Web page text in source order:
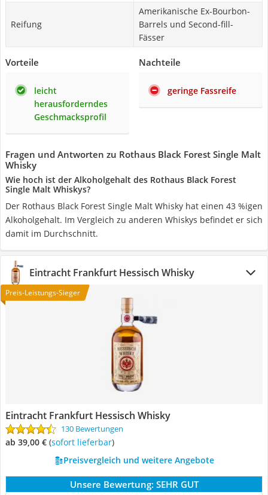
Reifung
Amerikanische Ex-Bourbon-
Barrels und Second-fill-
Fässer
Vorteile
leicht
herausforderndes
Geschmacksprofil
Nachteile
geringe Fassreife
Fragen und Antworten zu Rothaus Black Forest Single Malt
Whisky
Wie hoch ist der Alkoholgehalt des Rothaus Black Forest
Single Malt Whiskys?
Der Rothaus Black Forest Single Malt Whisky hat einen 43 %igen
Alkoholgehalt. Im Vergleich zu anderen Whiskys befindet er sich
damit im Durchschnitt.
Eintracht Frankfurt Hessisch Whisky
Preis-Leistungs-Sieger
Eintracht Frankfurt Hessisch Whisky
130 Bewertungen
ab 39,00 € ( Sofort lieferbar)
Preisvergleich und weitere Angebote
Unsere Bewertung: SEHR GUT